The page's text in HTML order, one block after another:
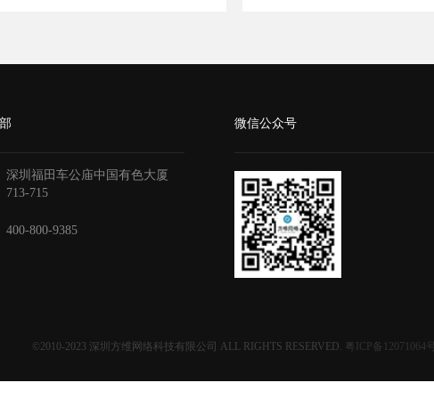
深圳福田车公庙中国有色大厦
713-715
400-800-9385
微信公众号
©2010-2023 深圳方维网络科技有限公司 ALL RIGHTS RESERVED. 粤ICP备12071064